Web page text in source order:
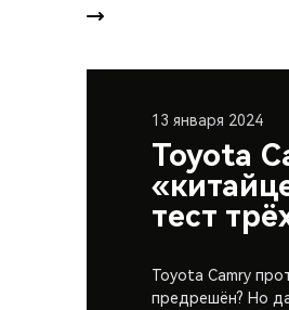
13 января 2024
Toyota
тест
Toyota Camry
предрешён? Но